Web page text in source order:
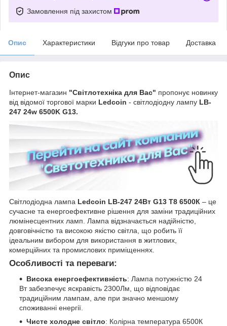
Замовлення під захистом
Опис Характеристики Відгуки про товар Доставка
Опис
Інтернет-магазин "Світлотехніка для Вас" пропонує новинку
від відомої торгової марки Ledcoin - світлодіодну лампу LB-
247 24w 6500K G13.
Світлодіодна лампа Ledcoin LB-247 24Вт G13 T8 6500К – це
сучасне та енергоефективне рішення для заміни традиційних
люмінесцентних ламп. Лампа відзначається надійністю,
довговічністю та високою якістю світла, що робить її
ідеальним вибором для використання в житлових,
комерційних та промислових приміщеннях.
Особливості та переваги:
Висока енергоефективність: Лампа потужністю 24
Вт забезпечує яскравість 2300Лм, що відповідає
традиційним лампам, але при значно меншому
споживанні енергії.
Чисте холодне світло: Колірна температура 6500К